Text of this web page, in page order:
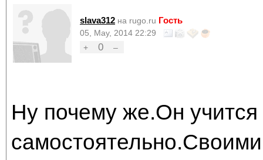
slava312 на rugo.ru Гость
05, May, 2014 22:29
+
0 –
Ну почему же.Он